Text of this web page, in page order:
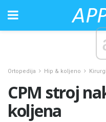
Ortopedija Hip & koljeno
CPM stroj
koljena